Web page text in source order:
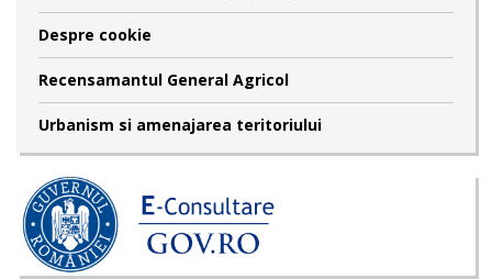
Despre cookie
Recensamantul General Agricol
Urbanism si amenajarea teritoriului